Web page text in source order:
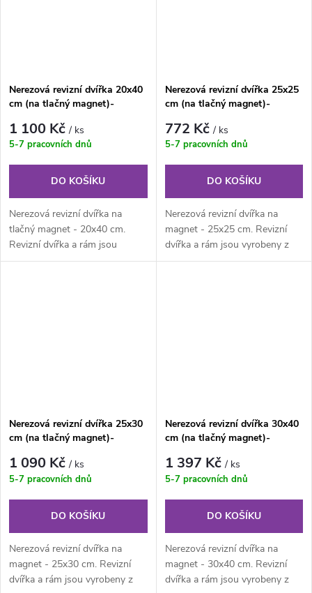
Nerezová revizní dvířka 20x40
cm (na tlačný magnet)-
1 100 Kč/ ks
5-7 pracovních dnů
DO KOŠÍKU
Nerezová revizní dvířka na
tlačný magnet - 20x40 cm.
Revizní dvířka a rám jsou
vyrobeny z nerezového plechu.
Nerezová revizní dvířka 25x25
cm (na tlačný magnet)-
772 Kč/ ks
5-7 pracovních dnů
DO KOŠÍKU
Nerezová revizní dvířka na
magnet - 25x25 cm. Revizní
dvířka a rám jsou vyrobeny z
nerezového plechu. Rám z
Nerezová revizní dvířka 25x30
cm (na tlačný magnet)-
1 090 Kč/ ks
5-7 pracovních dnů
DO KOŠÍKU
Nerezová revizní dvířka na
magnet - 25x30 cm. Revizní
dvířka a rám jsou vyrobeny z
Nerezová revizní dvířka 30x40
cm (na tlačný magnet)-
1 397 Kč/ ks
5-7 pracovních dnů
DO KOŠÍKU
Nerezová revizní dvířka na
magnet - 30x40 cm. Revizní
dvířka a rám jsou vyrobeny z